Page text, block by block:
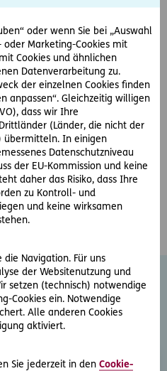
oder wenn Sie bei „Auswahl
oder Marketing-Cookies mit
Cookies und ähnlichen
Datenverarbeitung zu.
der einzelnen Cookies finden
anpassen“. Gleichzeitig willigen
dass wir Ihre
(Länder, die nicht der
übermitteln. In einigen
Datenschutzniveau
der EU-Kommission und keine
daher das Risiko, dass Ihre
zu Kontroll- und
und keine wirksamen
die Navigation. Für uns
der Websitenutzung und
setzen (technisch) notwendige
Cookies ein. Notwendige
Alle anderen Cookies
aktiviert.
Sie jederzeit in den Cookie-
Gewerberecht
Reiserecht
beim Abfassen von